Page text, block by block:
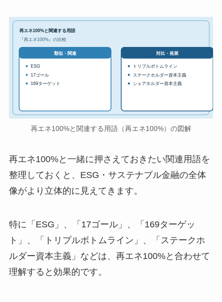
再エネ100%と関連する用語
『再エネ100%』の比較
類似・関連
ESG
17ゴール
169ターゲット
対比・発展
トリプルボトムライン
ステークホルダー資本主義
シェアホルダー資本主義
再エネ100%と関連する用語（再エネ100%）の図解
再エネ100%と一緒に押さえておきたい関連用語を
整理しておくと、ESG・サステナブル金融の全体
像がより立体的に見えてきます。
特に「ESG」、「17ゴール」、「169ターゲッ
ト」、「トリプルボトムライン」、「ステークホ
ルダー資本主義」などは、再エネ100%と合わせて
理解すると効果的です。